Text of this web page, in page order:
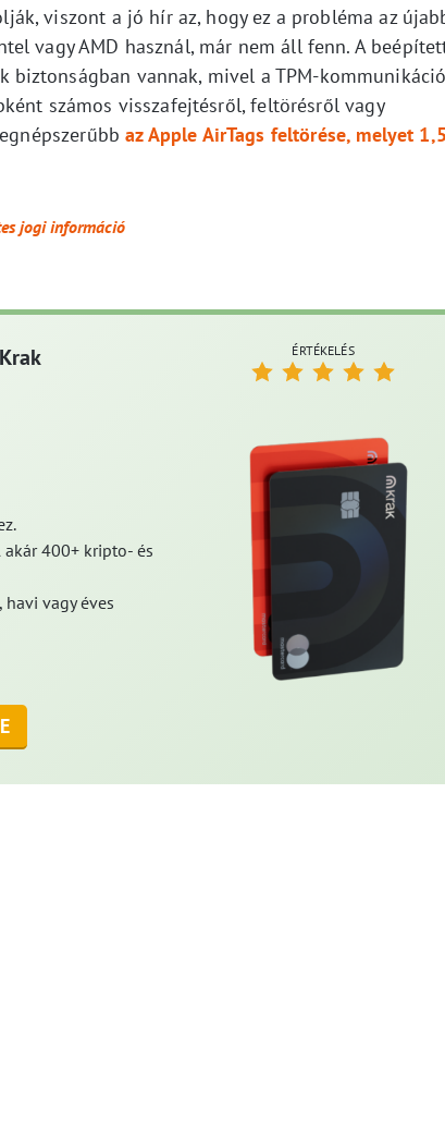
viszont a jó hír az, hogy ez a probléma az
vagy AMD használ, már nem áll fenn. A
biztonságban vannak, mivel a TPM-
számos visszafejtésről, feltörésről vagy
az Apple AirTags feltörése, melyet
jogi információ
400+ kripto- és
vagy éves
ÉRTÉKELÉS